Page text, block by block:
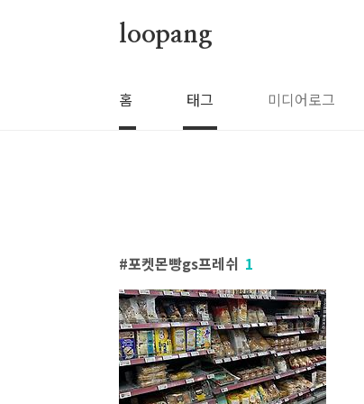
loopang
홈 태그 미디어로그
포켓몬빵gs프레쉬 1